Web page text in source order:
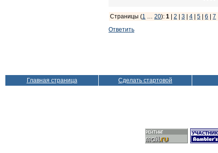
Страницы (1 … 20): 1 2 3 4 5 6 7
Ответить
Главная страница Сделать стартовой